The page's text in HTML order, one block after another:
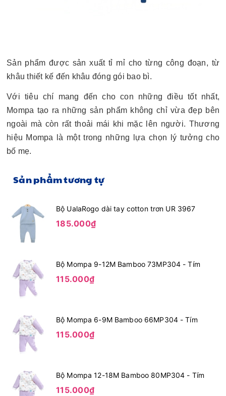
Sản phẩm được sản xuất tỉ mỉ cho từng công đoạn, từ
khâu thiết kế đến khâu đóng gói bao bì.
Với tiêu chí mang đến cho con những điều tốt nhất,
Mompa tạo ra những sản phẩm không chỉ vừa đẹp bên
ngoài mà còn rất thoải mái khi mặc lên người. Thương
hiệu Mompa là một trong những lựa chọn lý tưởng cho
bố mẹ.
Sản phẩm tương tự
Bộ UalaRogo dài tay cotton trơn UR 3967
185.000₫
Bộ Mompa 9-12M Bamboo 73MP304 - Tím
115.000₫
Bộ Mompa 6-9M Bamboo 66MP304 - Tím
115.000₫
Bộ Mompa 12-18M Bamboo 80MP304 - Tím
115.000₫